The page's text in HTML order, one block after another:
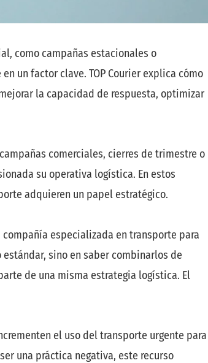
como campañas estacionales o
un factor clave. TOP Courier explica cómo
la capacidad de respuesta, optimizar
comerciales, cierres de trimestre o
su operativa logística. En estos
adquieren un papel estratégico.
compañía especializada en transporte para
sino en saber combinarlos de
de una misma estrategia logística. El
el uso del transporte urgente para
una práctica negativa, este recurso